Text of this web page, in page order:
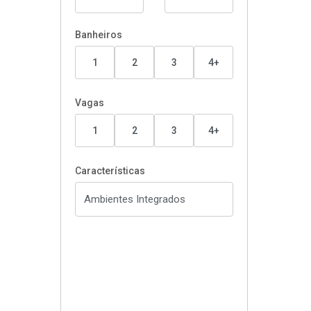
Banheiros
1 2 3 4+
Vagas
1 2 3 4+
Características